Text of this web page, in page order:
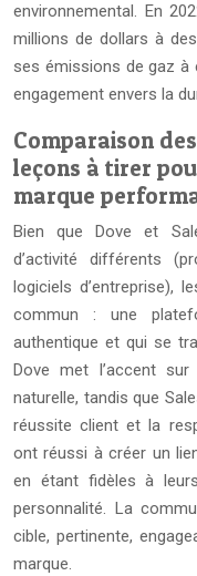
environnemental. En
millions de dollars à
ses émissions de gaz à
engagement envers la
Comparaison
leçons à tirer
marque
Bien que Dove et
d’activité différents
logiciels d’entreprise),
commun : une
authentique et qui se
Dove met l’accent sur
naturelle, tandis que
réussite client et la
ont réussi à créer un
en étant fidèles à
personnalité. La
cible, pertinente,
marque.